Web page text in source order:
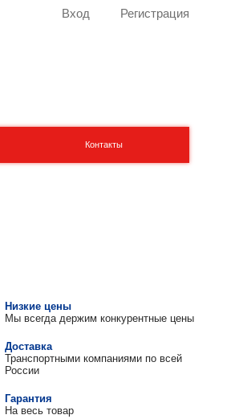
Вход Регистрация
Контакты
Низкие цены
Мы всегда держим конкурентные цены
Доставка
Транспортными компаниями по всей
России
Гарантия
На весь товар